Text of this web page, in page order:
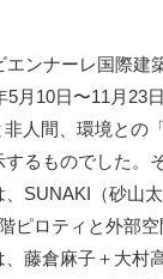
エンナーレ国際建
5月10日〜11月23
人間、環境との
るものでした。
SUNAKI（砂山
ピロティと外部
藤倉麻子＋大村